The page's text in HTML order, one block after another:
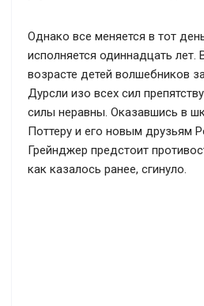
Однако все меняется в тот
исполняется одиннадцать
возрасте детей волшебников
Дурсли изо всех сил
силы неравны. Оказавшись в
Поттеру и его новым друзьям
Грейнджер предстоит
как казалось ранее, сгинуло.